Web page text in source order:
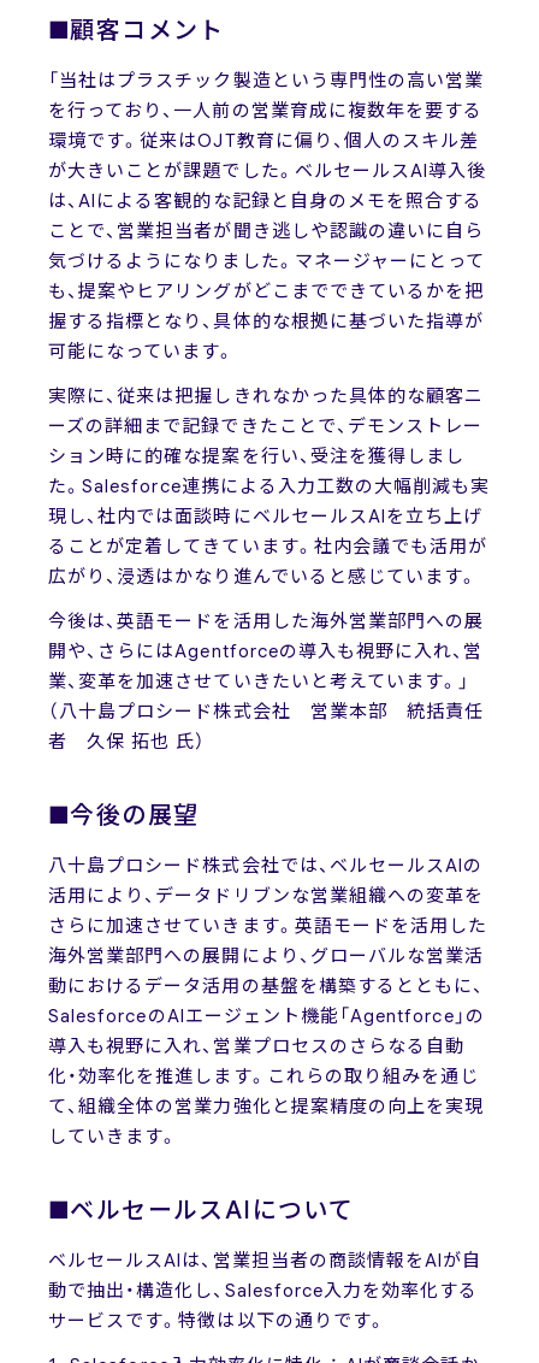
■顧客コメント
「当社はプラスチック製造という専門性の高い営業
を行っており、一人前の営業育成に複数年を要する
環境です。従来はOJT教育に偏り、個人のスキル差
が大きいことが課題でした。ベルセールスAI導入後
は、AIによる客観的な記録と自身のメモを照合する
ことで、営業担当者が聞き逃しや認識の違いに自ら
気づけるようになりました。マネージャーにとって
も、提案やヒアリングがどこまでできているかを把
握する指標となり、具体的な根拠に基づいた指導が
可能になっています。
実際に、従来は把握しきれなかった具体的な顧客ニ
ーズの詳細まで記録できたことで、デモンストレー
ション時に的確な提案を行い、受注を獲得しまし
た。Salesforce連携による入力工数の大幅削減も実
現し、社内では面談時にベルセールスAIを立ち上げ
ることが定着してきています。社内会議でも活用が
広がり、浸透はかなり進んでいると感じています。
今後は、英語モードを活用した海外営業部門への展
開や、さらにはAgentforceの導入も視野に入れ、営
業、変革を加速させていきたいと考えています。」
（八十島プロシード株式会社 営業本部 統括責任
者 久保 拓也 氏）
■今後の展望
八十島プロシード株式会社では、ベルセールスAIの
活用により、データドリブンな営業組織への変革を
さらに加速させていきます。英語モードを活用した
海外営業部門への展開により、グローバルな営業活
動におけるデータ活用の基盤を構築するとともに、
SalesforceのAIエージェント機能「Agentforce」の
導入も視野に入れ、営業プロセスのさらなる自動
化・効率化を推進します。これらの取り組みを通じ
て、組織全体の営業力強化と提案精度の向上を実現
していきます。
■ベルセールスAIについて
ベルセールスAIは、営業担当者の商談情報をAIが自
動で抽出・構造化し、Salesforce入力を効率化する
サービスです。特徴は以下の通りです。